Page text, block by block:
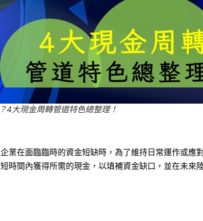
4大現金周轉管道特色總整理！
業在面臨臨時的資金短缺時，為了維持日常運作或應
時間內獲得所需的現金，以填補資金缺口，並在未來